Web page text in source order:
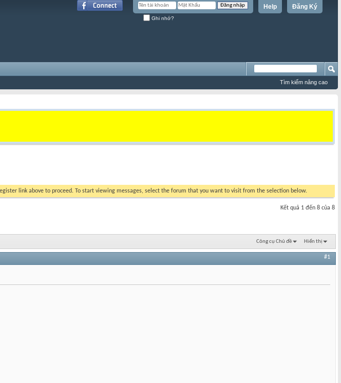
Đăng Ký
Help
Ghi nhớ?
Tìm kiếm nâng cao
link above to proceed. To start viewing messages, select the forum that you want to visit from the selection below.
Kết quả 1 đến 8 của 8
Công cụ Chủ đề Hiển thị
#1